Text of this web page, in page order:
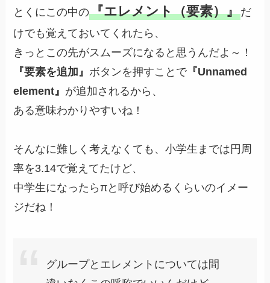
とくにこの中の『エレメント（要素）』だ
けでも覚えておいてくれたら、
きっとこの先がスムーズになると思うんだよ～！
『要素を追加』 ボタンを押すことで『Unnamed
element』 が追加されるから、
ある意味わかりやすいね！
そんなに難しく考えなくても、小学生までは円周
率を3.14で覚えてたけど、
中学生になったらπと呼び始めるくらいのイメー
ジだね！
グループとエレメントについては間